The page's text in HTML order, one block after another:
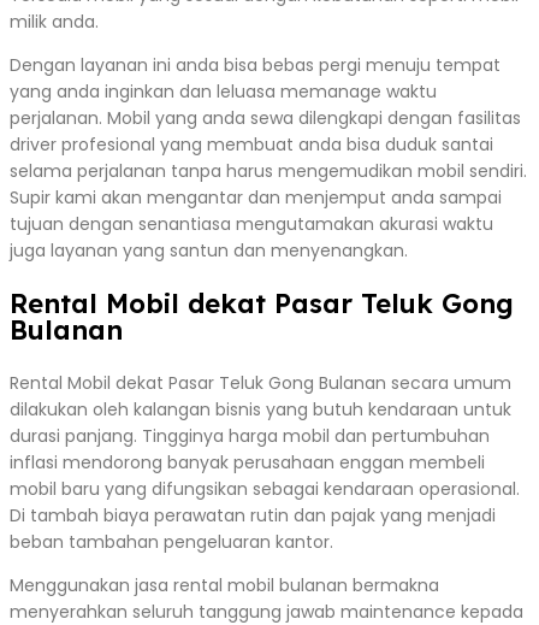
milik anda.
Dengan layanan ini anda bisa bebas pergi menuju tempat
yang anda inginkan dan leluasa memanage waktu
perjalanan. Mobil yang anda sewa dilengkapi dengan fasilitas
driver profesional yang membuat anda bisa duduk santai
selama perjalanan tanpa harus mengemudikan mobil sendiri.
Supir kami akan mengantar dan menjemput anda sampai
tujuan dengan senantiasa mengutamakan akurasi waktu
juga layanan yang santun dan menyenangkan.
Rental Mobil dekat Pasar Teluk Gong
Bulanan
Rental Mobil dekat Pasar Teluk Gong Bulanan secara umum
dilakukan oleh kalangan bisnis yang butuh kendaraan untuk
durasi panjang. Tingginya harga mobil dan pertumbuhan
inflasi mendorong banyak perusahaan enggan membeli
mobil baru yang difungsikan sebagai kendaraan operasional.
Di tambah biaya perawatan rutin dan pajak yang menjadi
beban tambahan pengeluaran kantor.
Menggunakan jasa rental mobil bulanan bermakna
menyerahkan seluruh tanggung jawab maintenance kepada